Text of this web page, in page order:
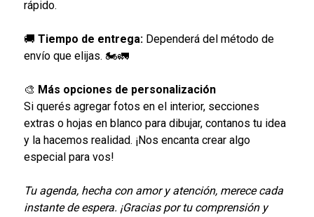
rápido.
🚚 Tiempo de entrega:Dependerá del método de
envío que elijas. 🏍🚛
🎨 Más opciones de personalización
Si querés agregar fotos en el interior, secciones
extras o hojas en blanco para dibujar, contanos tu idea
y la hacemos realidad. ¡Nos encanta crear algo
especial para vos!
Tu agenda, hecha con amor y atención, merece cada
instante de espera. ¡Gracias por tu comprensión y